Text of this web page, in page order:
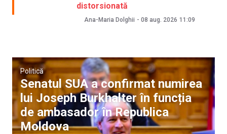
distorsionată
Ana-Maria Dolghii - 08 aug. 2026 11:09
Politică
Senatul SUA a confirmat numirea
lui Joseph Burkhalter în funcția
de ambasador în Republica
Moldova